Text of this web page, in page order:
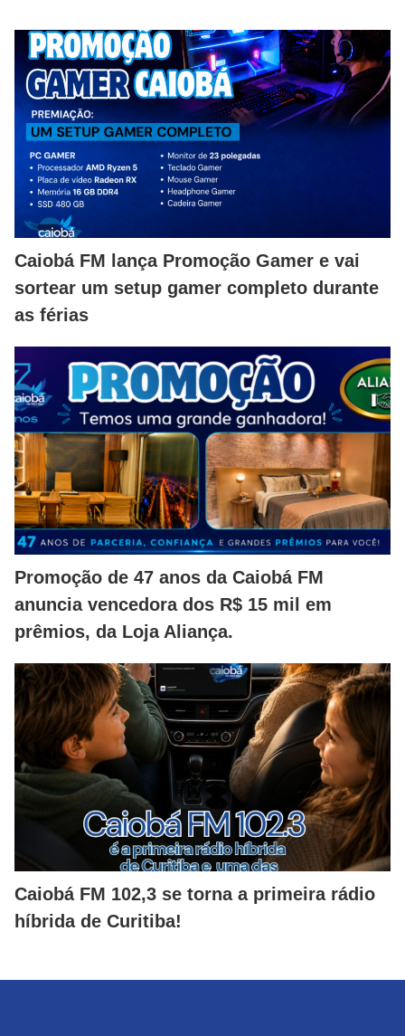
Caiobá FM lança Promoção Gamer e vai
sortear um setup gamer completo durante
as férias
Promoção de 47 anos da Caiobá FM
anuncia vencedora dos R$ 15 mil em
prêmios, da Loja Aliança.
Caiobá FM 102,3 se torna a primeira rádio
híbrida de Curitiba!